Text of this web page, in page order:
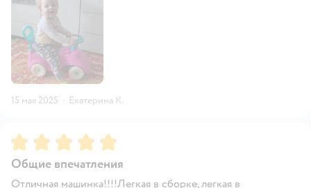
15 мая 2025 · Екатерина К.
Рейтинг:5
Общие впечатления
Отличная машинка!!!!Легкая в сборке, легкая в